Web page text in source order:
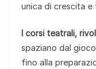
unica di crescita e
I corsi teatrali,
spaziano dal
fino alla